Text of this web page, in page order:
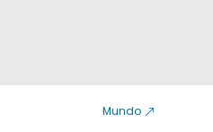
Mundo